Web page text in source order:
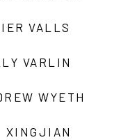
VALLS
VARLIN
WYETH
XINGJIAN